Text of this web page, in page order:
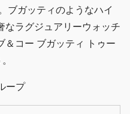
ブガッティのようなハイ
なラグジュアリーウォッチ
＆コー ブガッティ トゥー
ープ